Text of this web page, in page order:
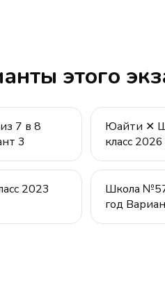
этого
7 в 8
3
Юайти ✕
класс
2023
Школа
год